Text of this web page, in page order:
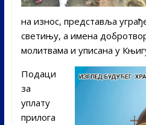
на износ, представља
светињу, а имена
молитвама и уписана у
Подаци
за
уплату
прилога